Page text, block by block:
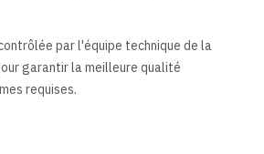
par l'équipe technique de la
garantir la meilleure qualité
requises.